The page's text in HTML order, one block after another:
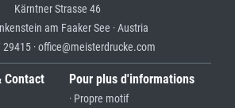
Kärntner Strasse 46
am Faaker See · Austria
· office@meisterdrucke.com
Contact Pour plus d'informations
· Propre motif